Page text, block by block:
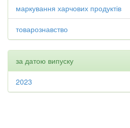
маркування харчових продуктів
товарознавство
за датою випуску
2023